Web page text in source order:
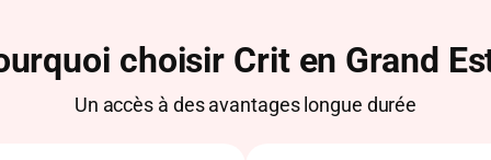
choisir Crit en Grand
Un accès à des avantages longue durée